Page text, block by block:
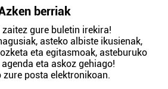
berriak
gure buletin irekira!
asteko albiste ikusienak,
eta egitasmoak, asteburuko
eta askoz gehiago!
zure posta elektronikoan.